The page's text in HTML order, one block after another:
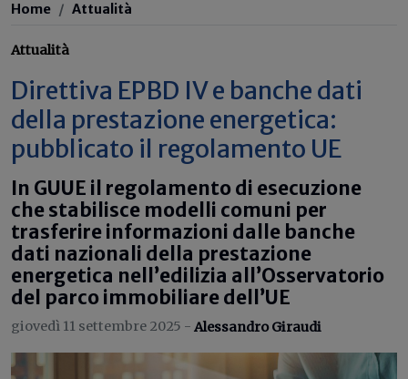
Home Attualità
Attualità
Direttiva EPBD IV e banche dati
della prestazione energetica:
pubblicato il regolamento UE
In GUUE il regolamento di esecuzione
che stabilisce modelli comuni per
trasferire informazioni dalle banche
dati nazionali della prestazione
energetica nell’edilizia all’Osservatorio
del parco immobiliare dell’UE
giovedì 11 settembre 2025 - Alessandro Giraudi